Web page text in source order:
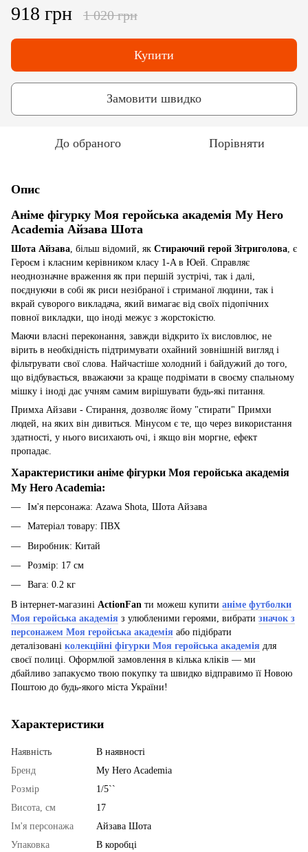
918 грн 1 020 грн
Купити
Замовити швидко
До обраного Порівняти
Опис
Аніме фігурку Моя геройська академія My Hero
Academia Айзава Шота
Шота Айзава , більш відомий, як Стираючий герой Зітриголова , є
Героєм і класним керівником класу 1-A в Юей. Справляє
неоднозначне враження як при першій зустрічі, так і далі,
поєднуючи в собі як риси незібраної і стриманої людини, так і
вкрай суворого викладача, який вимагає від своїх підопічних
повної викладки, що іноді межує з жорстокістю.
Маючи власні переконання, завжди відкрито їх висловлює, не
вірить в необхідність підтримувати охайний зовнішній вигляд і
фільтрувати свої слова. Найчастіше холодний і байдужий до того,
що відбувається, вважаючи за краще подрімати в своєму спальному
мішку і іноді дає учням самим вирішувати будь-які питання.
Примха Айзави - Стирання, дозволяє йому "стирати" Примхи
людей, на яких він дивиться. Мінусом є те, що через використання
здатності, у нього висихають очі, і якщо він моргне, ефект
пропадає.
Характеристики аніме фігурки Моя геройська академія
My Hero Academia:
Ім'я персонажа: Azawa Shota, Шота Айзава
Матеріал товару: ПВХ
Виробник: Китай
Розмір: 17 см
Вага: 0.2 кг
В інтернет-магазині ActionFan ти можеш купити аніме футболки
Моя геройська академія з улюбленими героями, вибрати значок з
персонажем Моя геройська академія або підібрати
деталізовані колекційні фігурки Моя геройська академія для
своєї полиці. Оформлюй замовлення в кілька кліків — ми
дбайливо запакуємо твою покупку та швидко відправимо її Новою
Поштою до будь-якого міста України!
Характеристики
Наявність
В наявності
Бренд
My Hero Academia
Розмір
1/5``
Висота, см
17
Ім'я персонажа
Айзава Шота
Упаковка
В коробці